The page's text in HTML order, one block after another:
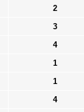
2
3
4
1
1
4